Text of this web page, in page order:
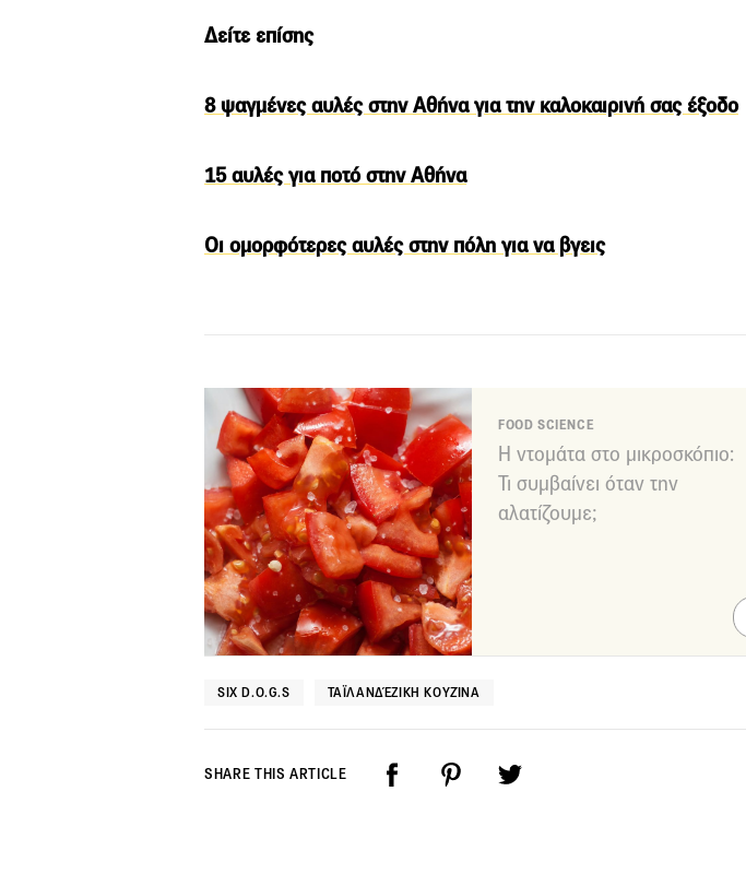
Δείτε επίσης
8 ψαγμένες αυλές στην Αθήνα για την καλοκαιρινή σας έξοδο
15 αυλές για ποτό στην Αθήνα
Οι ομορφότερες αυλές στην πόλη για να βγεις
FOOD SCIENCE
Η ντομάτα στο μικροσκόπιο:
Τι συμβαίνει όταν την
αλατίζουμε;
SIX D.O.G.S ΤΑΪΛΑΝΔΈΖΙΚΗ ΚΟΥΖΊΝΑ
SHARE THIS ARTICLE